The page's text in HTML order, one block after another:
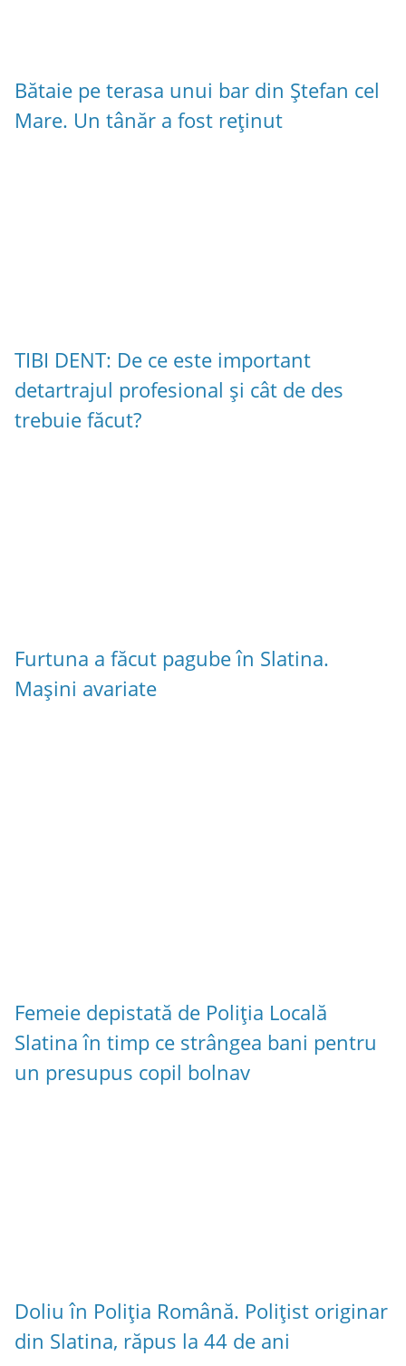
Bătaie pe terasa unui bar din Ștefan cel
Mare. Un tânăr a fost reținut
TIBI DENT: De ce este important
detartrajul profesional și cât de des
trebuie făcut?
Furtuna a făcut pagube în Slatina.
Mașini avariate
Femeie depistată de Poliția Locală
Slatina în timp ce strângea bani pentru
un presupus copil bolnav
Doliu în Poliția Română. Polițist originar
din Slatina, răpus la 44 de ani